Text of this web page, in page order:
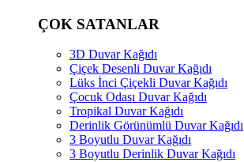
ÇOK SATANLAR
3D Duvar Kağıdı
Çiçek Desenli Duvar Kağıdı
Lüks İnci Çiçekli Duvar Kağıdı
Çocuk Odası Duvar Kağıdı
Tropikal Duvar Kağıdı
Derinlik Görünümlü Duvar Kağıdı
3 Boyutlu Duvar Kağıdı
3 Boyutlu Derinlik Duvar Kağıdı